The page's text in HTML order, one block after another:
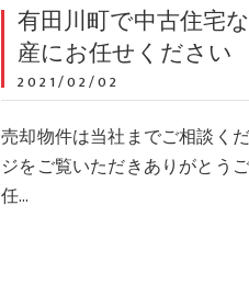
有田川町で中古住宅
産にお任せください
2021/02/02
売却物件は当社までご相談く
ジをご覧いただきありがとう
任…